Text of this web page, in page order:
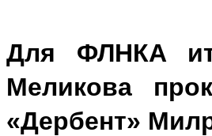
Для ФЛНКА
Меликова
«Дербент»